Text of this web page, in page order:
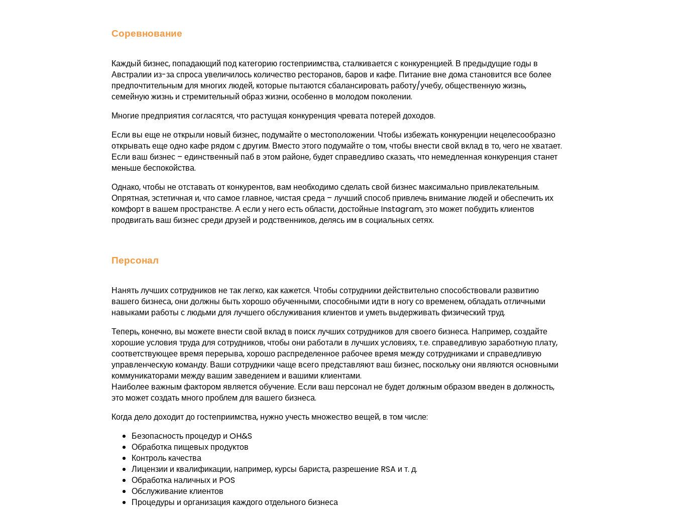
Соревнование
Каждый бизнес, попадающий под категорию гостеприимства, сталкивается с конкуренцией. В предыдущие годы в
Австралии из-за спроса увеличилось количество ресторанов, баров и кафе. Питание вне дома становится все более
предпочтительным для многих людей, которые пытаются сбалансировать работу/учебу, общественную жизнь,
семейную жизнь и стремительный образ жизни, особенно в молодом поколении.
Многие предприятия согласятся, что растущая конкуренция чревата потерей доходов.
Если вы еще не открыли новый бизнес, подумайте о местоположении. Чтобы избежать конкуренции нецелесообразно
открывать еще одно кафе рядом с другим. Вместо этого подумайте о том, чтобы внести свой вклад в то, чего не хватает.
Если ваш бизнес – единственный паб в этом районе, будет справедливо сказать, что немедленная конкуренция станет
меньше беспокойства.
Однако, чтобы не отставать от конкурентов, вам необходимо сделать свой бизнес максимально привлекательным.
Опрятная, эстетичная и, что самое главное, чистая среда – лучший способ привлечь внимание людей и обеспечить их
комфорт в вашем пространстве. А если у него есть области, достойные Instagram, это может побудить клиентов
продвигать ваш бизнес среди друзей и родственников, делясь им в социальных сетях.
Персонал
Нанять лучших сотрудников не так легко, как кажется. Чтобы сотрудники действительно способствовали развитию
вашего бизнеса, они должны быть хорошо обученными, способными идти в ногу со временем, обладать отличными
навыками работы с людьми для лучшего обслуживания клиентов и уметь выдерживать физический труд.
Теперь, конечно, вы можете внести свой вклад в поиск лучших сотрудников для своего бизнеса. Например, создайте
хорошие условия труда для сотрудников, чтобы они работали в лучших условиях, т.е. справедливую заработную плату,
соответствующее время перерыва, хорошо распределенное рабочее время между сотрудниками и справедливую
управленческую команду. Ваши сотрудники чаще всего представляют ваш бизнес, поскольку они являются основными
коммуникаторами между вашим заведением и вашими клиентами.
Наиболее важным фактором является обучение. Если ваш персонал не будет должным образом введен в должность,
это может создать много проблем для вашего бизнеса.
Когда дело доходит до гостеприимства, нужно учесть множество вещей, в том числе:
Безопасность процедур и OH&S
Обработка пищевых продуктов
Контроль качества
Лицензии и квалификации, например, курсы бариста, разрешение RSA и т. д.
Обработка наличных и POS
Обслуживание клиентов
Процедуры и организация каждого отдельного бизнеса